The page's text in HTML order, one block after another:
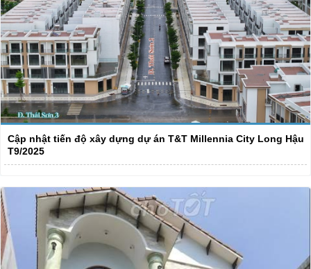
Cập nhật tiến độ xây dựng dự án T&T Millennia City Long Hậu
T9/2025